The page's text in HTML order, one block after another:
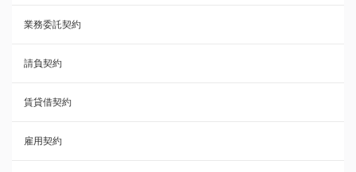
雇用契約
その他契約・書面
売買契約
株主総会議事録・関連書類
業務委託契約
請負契約
賃貸借契約
雇用契約